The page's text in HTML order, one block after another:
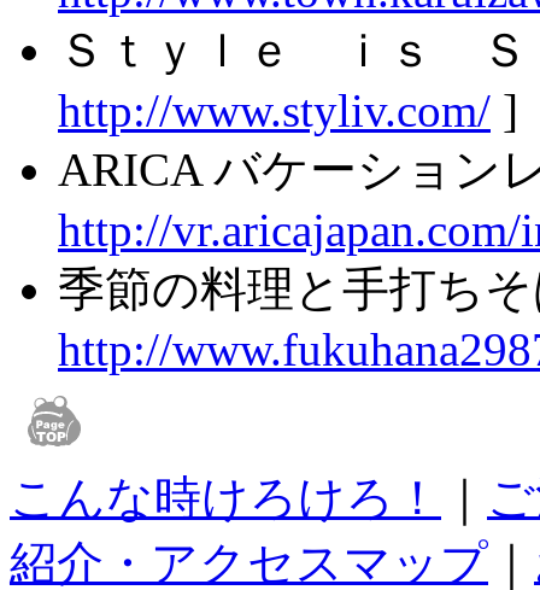
Ｓｔｙｌｅ ｉｓ Ｓ
http://www.styliv.com/ ]
ARICA バケーション
http://vr.aricajapan.com/
季節の料理と手打ち
http://
こんな時けろけろ！
紹介・アクセスマップ